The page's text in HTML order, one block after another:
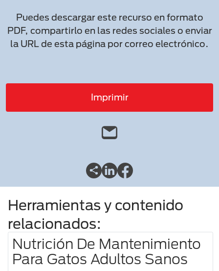
Puedes descargar este recurso en formato
PDF, compartirlo en las redes sociales o enviar
la URL de esta página por correo electrónico.
Imprimir
Herramientas y contenido
relacionados:
Nutrición De Mantenimiento
Para Gatos Adultos Sanos